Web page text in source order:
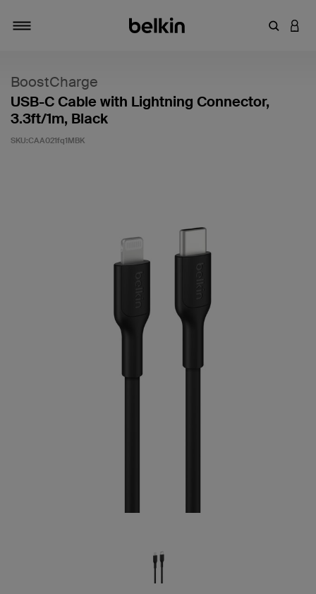
输入关键
登录
BoostCharge
USB-C Cable with Lightning Connector,
3.3ft/1m, Black
SKU:CAA021fq1MBK